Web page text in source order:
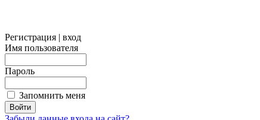
Регистрация | вход
Имя пользователя
Пароль
Запомнить меня